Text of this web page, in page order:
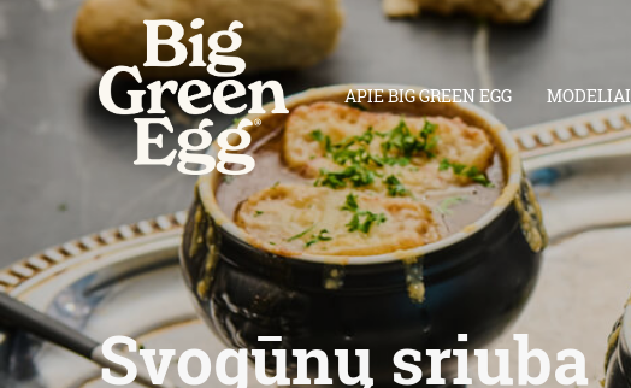
APIE BIG GREEN EGG MODELIAI
Svogūnų sriuba